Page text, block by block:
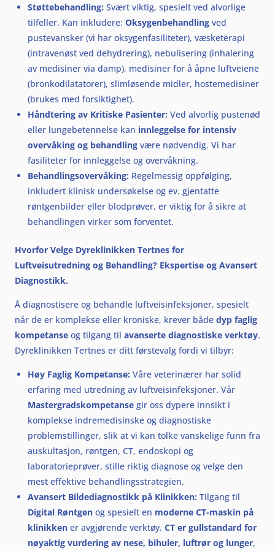
Støttebehandling: Svært viktig, spesielt ved alvorlige
tilfeller. Kan inkludere: Oksygenbehandling ved
pustevansker (vi har oksygenfasiliteter), væsketerapi
(intravenøst ved dehydrering), nebulisering (inhalering
av medisiner via damp), medisiner for å åpne luftveiene
(bronkodilatatorer), slimløsende midler, hostemedisiner
(brukes med forsiktighet).
Håndtering av Kritiske Pasienter: Ved alvorlig pustenød
eller lungebetennelse kan innleggelse for intensiv
overvåking og behandling være nødvendig. Vi har
fasiliteter for innleggelse og overvåkning.
Behandlingsovervåking: Regelmessig oppfølging,
inkludert klinisk undersøkelse og ev. gjentatte
røntgenbilder eller blodprøver, er viktig for å sikre at
behandlingen virker som forventet.
Hvorfor Velge Dyreklinikken Tertnes for
Luftveisutredning og Behandling? Ekspertise og Avansert
Diagnostikk.
Å diagnostisere og behandle luftveisinfeksjoner, spesielt
når de er komplekse eller kroniske, krever både dyp faglig
kompetanse og tilgang til avanserte diagnostiske verktøy.
Dyreklinikken Tertnes er ditt førstevalg fordi vi tilbyr:
Høy Faglig Kompetanse: Våre veterinærer har solid
erfaring med utredning av luftveisinfeksjoner. Vår
Mastergradskompetanse gir oss dypere innsikt i
komplekse indremedisinske og diagnostiske
problemstillinger, slik at vi kan tolke vanskelige funn fra
auskultasjon, røntgen, CT, endoskopi og
laboratorieprøver, stille riktig diagnose og velge den
mest effektive behandlingsstrategien.
Avansert Bildediagnostikk på Klinikken: Tilgang til
Digital Røntgen og spesielt en moderne CT-maskin på
klinikken er avgjørende verktøy. CT er gullstandard for
nøyaktig vurdering av nese, bihuler, luftrør og lunger,